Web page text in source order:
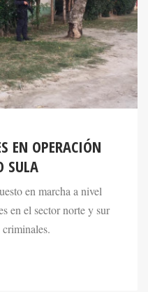
EN OPERACIÓN
SULA
en marcha a nivel
en el sector norte y sur